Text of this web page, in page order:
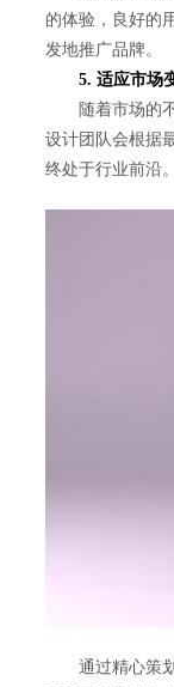
的体验，良好的
发地推广品牌。
5. 适应市场
随着市场的不
设计团队会根据
终处于行业前沿。
通过精心策划